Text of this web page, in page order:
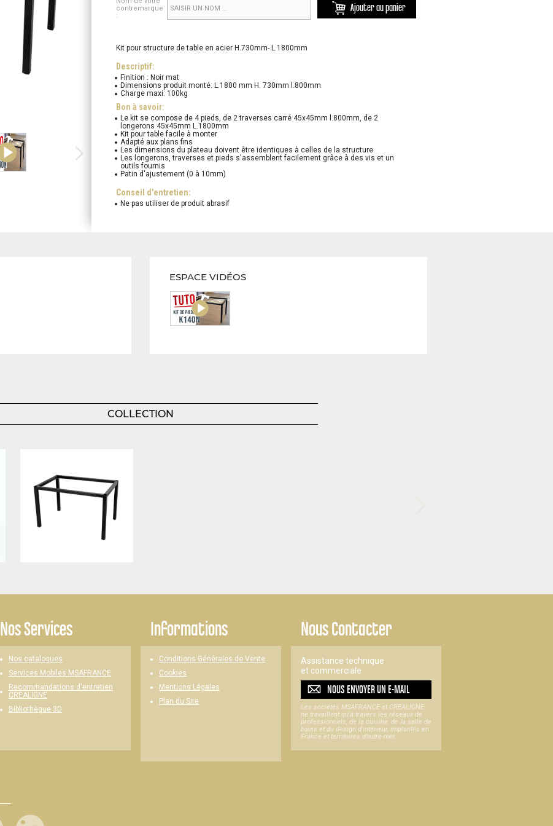
contremarque
:
Ajouter au panier
Kit pour structure de table en acier H.730mm- L.1800mm
Descriptif:
Finition : Noir mat
Dimensions produit monté: L.1800 mm H. 730mm l.800mm
Charge maxi: 100kg
Bon à savoir:
Le kit se compose de 4 pieds, de 2 traverses carré 45x45mm l.800mm, de 2
longerons 45x45mm L.1800mm
Kit pour table facile à monter
Adapté aux plans fins
Les dimensions du plateau doivent être identiques à celles de la structure
Les longerons, traverses et pieds s'assemblent facilement grâce à des vis et un
outils fournis
Patin d'ajustement (0 à 10mm)
Conseil d'entretien:
Ne pas utiliser de produit abrasif
ESPACE VIDÉOS
COLLECTION
Nos Services
Nos catalogues
Services Mobiles MSAFRANCE
Recommandations d'entretien
CREALIGNE
Bibliothèque 3D
Informations
Conditions Générales de Vente
Cookies
Mentions Légales
Plan du Site
Nous Contacter
Assistance technique
et commerciale
NOUS ENVOYER UNE-MAIL
Les sociétés MSAFRANCE et CREALIGNE
ne travaillent qu'à travers les réseaux de
professionnels, de la cuisine, de la salle de
bains et du design d'intérieur, implantés en
France et territoires d’outre-mer.